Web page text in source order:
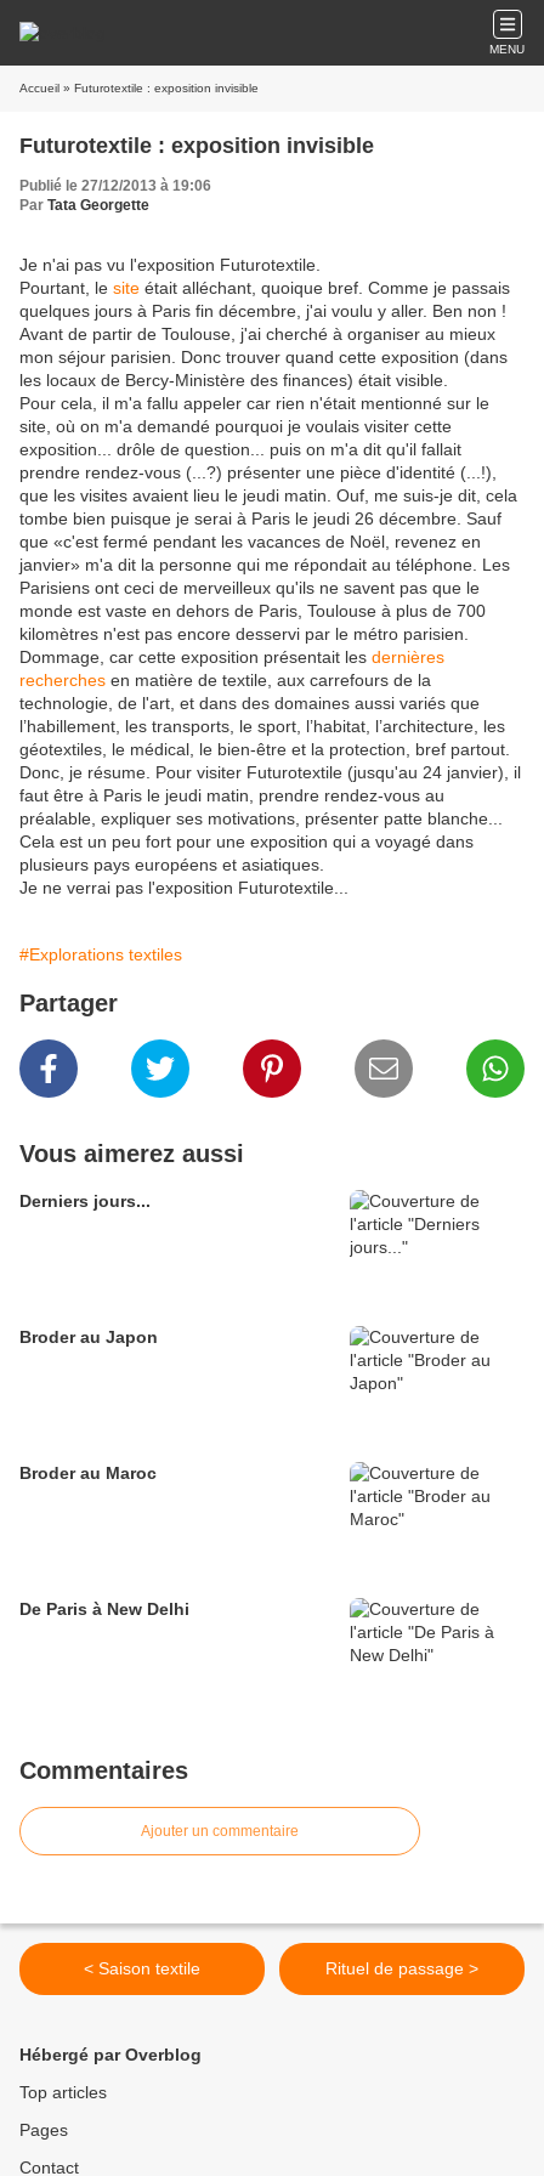
MENU
Accueil » Futurotextile : exposition invisible
Futurotextile : exposition invisible
Publié le 27/12/2013 à 19:06
Par Tata Georgette
Je n'ai pas vu l'exposition Futurotextile.
Pourtant, le site était alléchant, quoique bref. Comme je passais
quelques jours à Paris fin décembre, j'ai voulu y aller. Ben non !
Avant de partir de Toulouse, j'ai cherché à organiser au mieux
mon séjour parisien. Donc trouver quand cette exposition (dans
les locaux de Bercy-Ministère des finances) était visible.
Pour cela, il m'a fallu appeler car rien n'était mentionné sur le
site, où on m'a demandé pourquoi je voulais visiter cette
exposition... drôle de question... puis on m'a dit qu'il fallait
prendre rendez-vous (...?) présenter une pièce d'identité (...!),
que les visites avaient lieu le jeudi matin. Ouf, me suis-je dit, cela
tombe bien puisque je serai à Paris le jeudi 26 décembre. Sauf
que «c'est fermé pendant les vacances de Noël, revenez en
janvier» m'a dit la personne qui me répondait au téléphone. Les
Parisiens ont ceci de merveilleux qu'ils ne savent pas que le
monde est vaste en dehors de Paris, Toulouse à plus de 700
kilomètres n'est pas encore desservi par le métro parisien.
Dommage, car cette exposition présentait les dernières
recherches en matière de textile, aux carrefours de la
technologie, de l'art, et dans des domaines aussi variés que
l’habillement, les transports, le sport, l’habitat, l’architecture, les
géotextiles, le médical, le bien-être et la protection, bref partout.
Donc, je résume. Pour visiter Futurotextile (jusqu'au 24 janvier), il
faut être à Paris le jeudi matin, prendre rendez-vous au
préalable, expliquer ses motivations, présenter patte blanche...
Cela est un peu fort pour une exposition qui a voyagé dans
plusieurs pays européens et asiatiques.
Je ne verrai pas l'exposition Futurotextile...
#Explorations textiles
Partager
Vous aimerez aussi
Derniers jours...
Broder au Japon
Broder au Maroc
De Paris à New Delhi
Commentaires
Ajouter un commentaire
< Saison textile Rituel de passage >
Hébergé par Overblog
Top articles
Pages
Contact